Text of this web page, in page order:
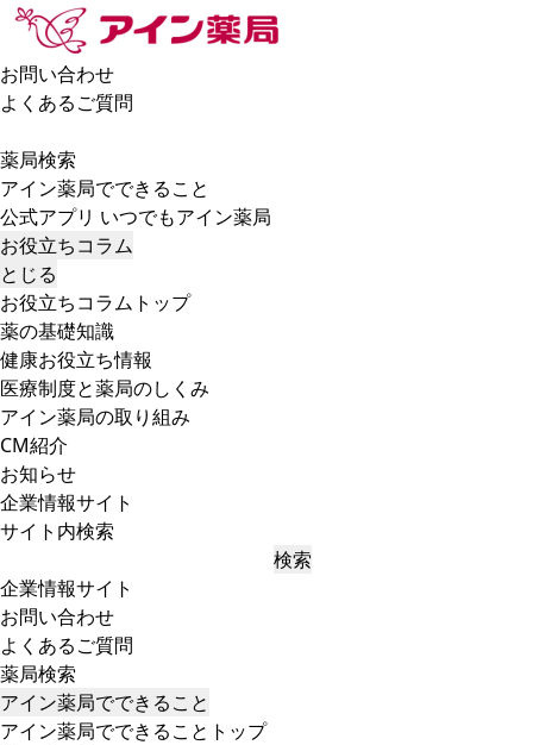
お問い合わせ
よくあるご質問
薬局検索
アイン薬局でできること
公式アプリ いつでもアイン薬局
お役立ちコラム
とじる
お役立ちコラムトップ
薬の基礎知識
健康お役立ち情報
医療制度と薬局のしくみ
アイン薬局の取り組み
CM紹介
お知らせ
企業情報サイト
サイト内検索
検索
企業情報サイト
お問い合わせ
よくあるご質問
薬局検索
アイン薬局でできること
アイン薬局でできることトップ